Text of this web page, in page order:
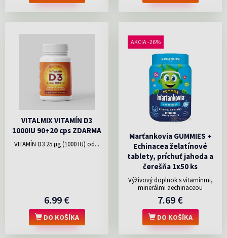
VITALMIX VITAMÍN D3
1000IU 90+20 cps ZDARMA
VITAMÍN D3 25 µg (1000 IU) od...
6.99 €
DO KOŠÍKA
AKCIA -26%
Marťankovia GUMMIES +
Echinacea želatínové
tablety, príchuť jahoda a
čerešňa 1x50 ks
Výživový doplnok s vitamínmi,
minerálmi aechinaceou
7.69 €
DO KOŠÍKA